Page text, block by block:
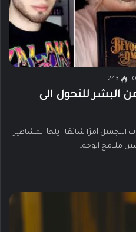
0
243
من البشر للتحول الى
أمرًا شائعًا . يلجأ المشاهير
ملامح الوجه…